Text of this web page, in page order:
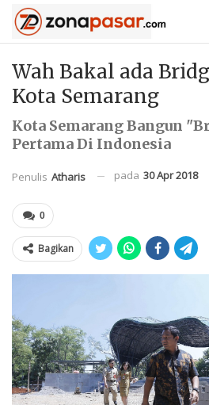
Wah Bakal ada
Kota Semarang
Kota Semarang Bangun
Pertama Di Indonesia
Penulis Atharis pada 30 Apr 2018
0
Bagikan